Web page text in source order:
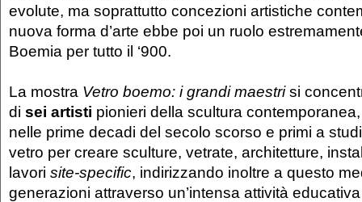
evolute, ma soprattutto concezioni artistiche
nuova forma d’arte ebbe poi un ruolo
Boemia per tutto il ‘900.
La mostra Vetro boemo: i grandi maestrisi
di sei artisti pionieri della scultura
nelle prime decadi del secolo scorso e primi a
vetro per creare sculture, vetrate, architetture,
lavori site-specific, indirizzando inoltre a questo
generazioni attraverso un’intensa attività educativa